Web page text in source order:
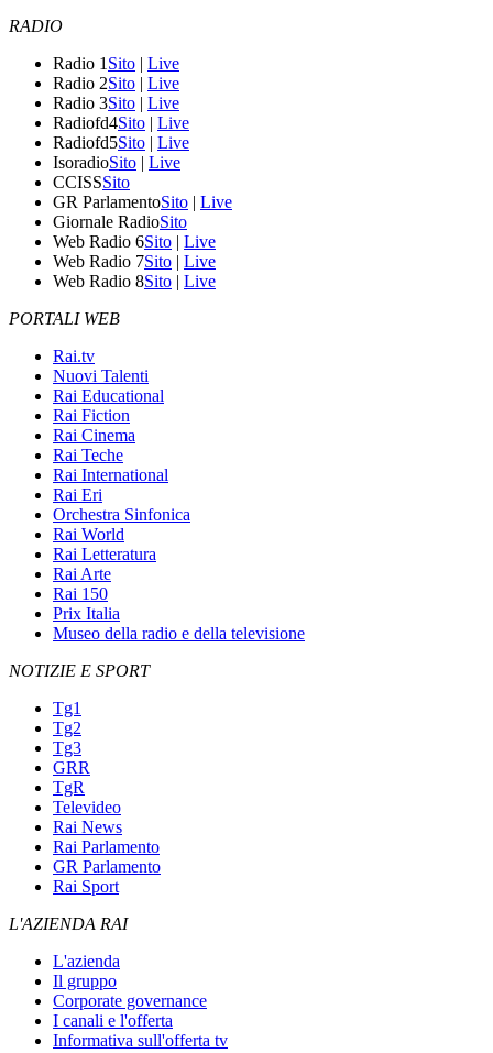
RADIO
Radio 1 Sito | Live
Radio 2Sito | Live
Radio 3Sito | Live
Radiofd4Sito | Live
Radiofd5Sito | Live
IsoradioSito | Live
CCISSSito
GR ParlamentoSito | Live
Giornale RadioSito
Web Radio 6Sito | Live
Web Radio 7Sito | Live
Web Radio 8Sito | Live
PORTALI WEB
Rai.tv
Nuovi Talenti
Rai Educational
Rai Fiction
Rai Cinema
Rai Teche
Rai International
Rai Eri
Orchestra Sinfonica
Rai World
Rai Letteratura
Rai Arte
Rai 150
Prix Italia
Museo della radio e della televisione
NOTIZIE E SPORT
Tg1
Tg2
Tg3
GRR
TgR
Televideo
Rai News
Rai Parlamento
GR Parlamento
Rai Sport
L'AZIENDA RAI
L'azienda
Il gruppo
Corporate governance
I canali e l'offerta
Informativa sull'offerta tv